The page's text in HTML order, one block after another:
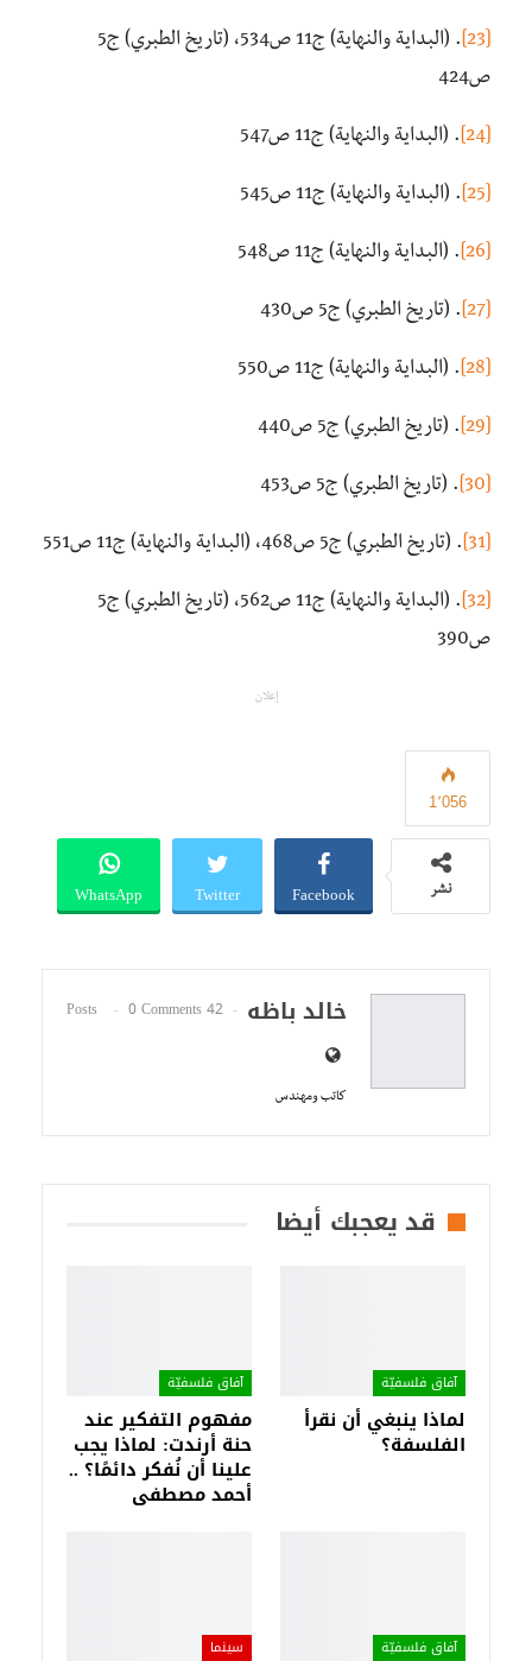
[23]
. (البداية والنهاية) ج11 ص534، (تاريخ الطبري) ج5
ص424
[24] . (البداية والنهاية) ج11 ص547
[25] . (البداية والنهاية) ج11 ص545
[26] . (البداية والنهاية) ج11 ص548
[27] . (تاريخ الطبري) ج5 ص430
[28] . (البداية والنهاية) ج11 ص550
[29] . (تاريخ الطبري) ج5 ص440
[30] . (تاريخ الطبري) ج5 ص453
[31] . (تاريخ الطبري) ج5 ص468، (البداية والنهاية) ج11 ص551
[32]
. (البداية والنهاية) ج11 ص562، (تاريخ الطبري) ج5
ص390
إعلان
1٬056
نشر Facebook
Twitter
WhatsApp
خالد باظه 42 Posts
0 Comments
كاتب ومهندس
قد يعجبك أيضا
آفاق فلسفيّة‎
لماذا ينبغي أن نقرأ
الفلسفة؟
آفاق فلسفيّة‎
مفهوم التفكير عند
حنة أرندت: لماذا يجب
علينا أن نُفكر دائمًا؟ ..
أحمد مصطفى
آفاق فلسفيّة‎ سينما